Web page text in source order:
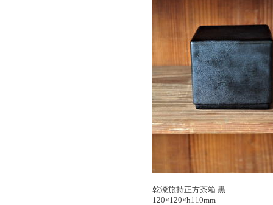
乾漆旅持正方茶箱 黒
120×120×h110mm